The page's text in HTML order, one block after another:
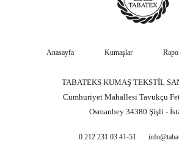
Anasayfa Kumaşlar
TABATEKS KUMAŞ TEKSTİL
Cumhuriyet Mahallesi Tavukçu
Osmanbey 34380 Şişli -
0 212 231 03 41-51